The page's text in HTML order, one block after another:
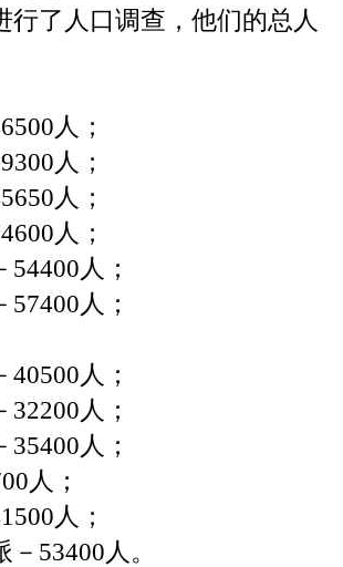
行了人口调查，他们的总人
人；
人；
人；
人；
人；
人；
人；
人；
人；
人；
人；
53400人。